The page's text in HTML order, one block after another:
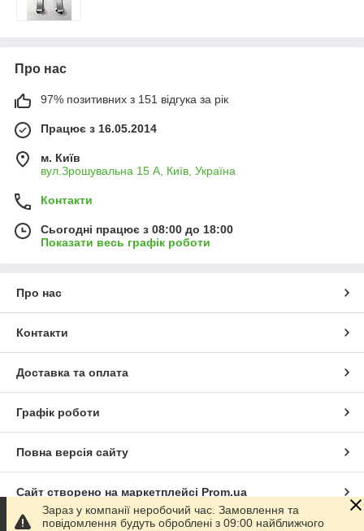
Про нас
97% позитивних з 151 відгука за рік
Працює з 16.05.2014
м. Київ
вул.Зрошувальна 15 А, Київ, Україна
Контакти
Сьогодні працює з 08:00 до 18:00
Показати весь графік роботи
Про нас
Контакти
Доставка та оплата
Графік роботи
Повна версія сайту
Сайт створено на маркетплейсі Prom.ua
Зараз у компанії неробочий час. Замовлення та
повідомлення будуть оброблені з 09:00 найближчого